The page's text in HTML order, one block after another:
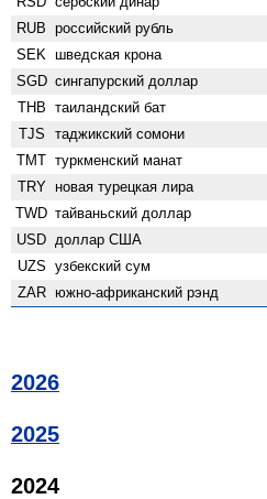
RUB российский рубль
SEK шведская крона
SGD сингапурский доллар
THB таиландский бат
TJS таджикский сомони
TMT туркменский манат
TRY новая турецкая лира
TWD тайваньский доллар
USD доллар США
UZS узбекский сум
ZAR южно-африканский рэнд
2026
2025
2024